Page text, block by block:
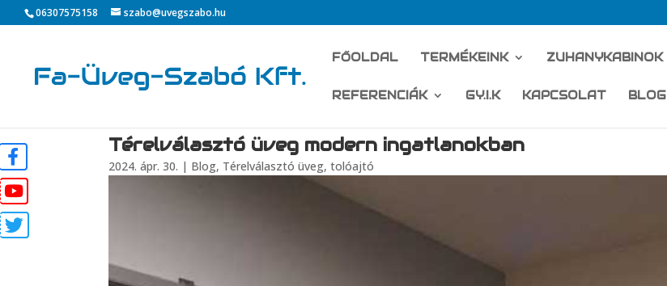
06307575158 szabo@uvegszabo.hu
FŐOLDAL TERMÉKEINK ZUHANYKABINOK
REFERENCIÁK GY.I.K KAPCSOLAT BLOG
Térelválasztó üveg modern ingatlanokban
2024. ápr. 30. | Blog, Térelválasztó üveg, tolóajtó